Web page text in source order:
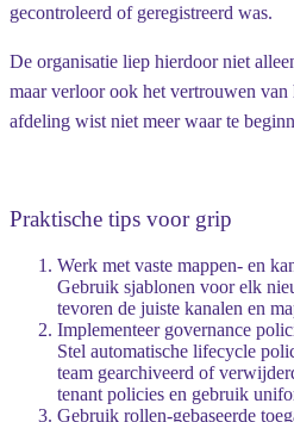
gecontroleerd of geregistreerd was.
De organisatie liep hierdoor niet
maar verloor ook het vertrouwen
afdeling wist niet meer waar te
Praktische tips voor grip
Werk met vaste mappen- en
Gebruik sjablonen voor elk
tevoren de juiste kanalen en
Implementeer governance
Stel automatische lifecycle
team gearchiveerd of
tenant policies en gebruik
Gebruik rollen-gebaseerde